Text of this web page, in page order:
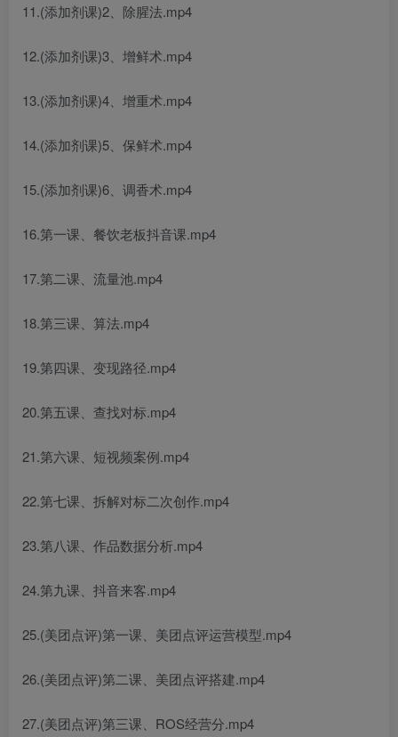
11.(添加剂课)2、除腥法.mp4
12.(添加剂课)3、增鲜术.mp4
13.(添加剂课)4、增重术.mp4
14.(添加剂课)5、保鲜术.mp4
15.(添加剂课)6、调香术.mp4
16.第一课、餐饮老板抖音课.mp4
17.第二课、流量池.mp4
18.第三课、算法.mp4
19.第四课、变现路径.mp4
20.第五课、查找对标.mp4
21.第六课、短视频案例.mp4
22.第七课、拆解对标二次创作.mp4
23.第八课、作品数据分析.mp4
24.第九课、抖音来客.mp4
25.(美团点评)第一课、美团点评运营模型.mp4
26.(美团点评)第二课、美团点评搭建.mp4
27.(美团点评)第三课、ROS经营分.mp4